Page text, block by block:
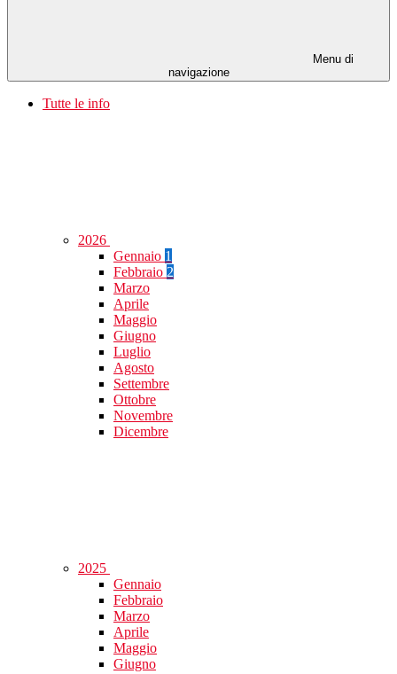
Menu di
navigazione
Tutte le info
2026
Gennaio 1
Febbraio 2
Marzo
Aprile
Maggio
Giugno
Luglio
Agosto
Settembre
Ottobre
Novembre
Dicembre
2025
Gennaio
Febbraio
Marzo
Aprile
Maggio
Giugno